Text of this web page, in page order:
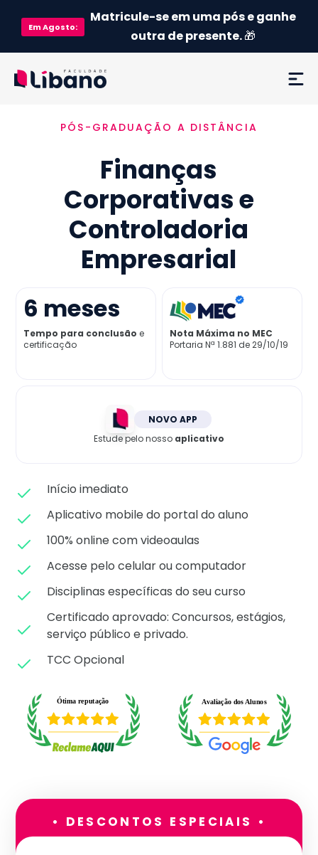
EmAgosto:
Matricule-se em uma pós e ganhe
outra de presente.🎁
Ementa
Como funciona
Credenciamento MEC
Matricule-se
PÓS-GRADUAÇÃO A DISTÂNCIA
Finanças
Corporativas e
Controladoria
Empresarial
6 meses
Tempo para conclusão e
certificação
Nota Máxima no MEC
Portaria Nª 1.881 de 29/10/19
NOVO APP
Estude pelo nosso aplicativo
Início imediato
Aplicativo mobile do portal do aluno
100% online com videoaulas
Acesse pelo celular ou computador
Disciplinas específicas do seu curso
Certificado aprovado: Concursos, estágios,
serviço público e privado.
TCC Opcional
• DESCONTOS ESPECIAIS •